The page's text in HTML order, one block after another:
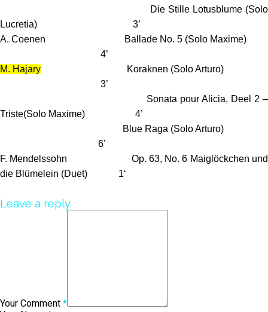
Die Stille Lotusblume (Solo
Lucretia) 3’
A. Coenen Ballade No. 5 (Solo Maxime)
4’
M. Hajary Koraknen (Solo Arturo)
3’
Sonata pour Alicia, Deel 2 –
Triste(Solo Maxime) 4’
Blue Raga (Solo Arturo)
6’
F. Mendelssohn Op. 63, No. 6 Maiglöckchen und
die Blümelein (Duet) 1‘
Leave a reply
Your Comment *